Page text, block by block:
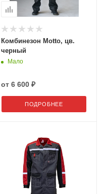
Комбинезон Motto, цв.
черный
Мало
от 6 600 ₽
ПОДРОБНЕЕ